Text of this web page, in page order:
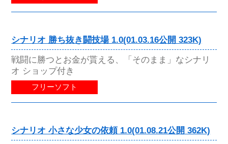
シナリオ 勝ち抜き闘技場 1.0(01.03.16公開 323K)
戦闘に勝つとお金が貰える、「そのまま」なシナリ
オ ショップ付き
フリーソフト
シナリオ 小さな少女の依頼 1.0(01.08.21公開 362K)